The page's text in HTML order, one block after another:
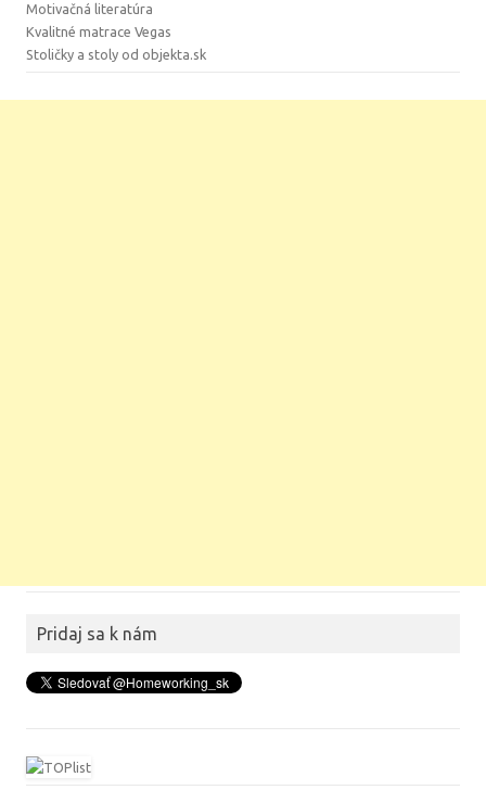
Motivačná literatúra
Kvalitné matrace Vegas
Stoličky a stoly od objekta.sk
Pridaj sa k nám